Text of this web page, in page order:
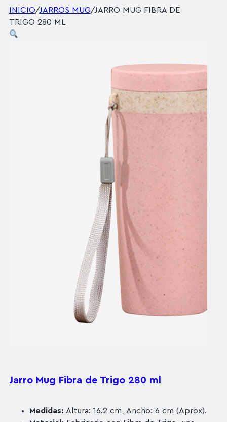
INICIO/JARROS MUG/JARRO MUG FIBRA DE
TRIGO 280 ML
Jarro Mug Fibra de Trigo 280 ml
Medidas: Altura: 16.2 cm, Ancho: 6 cm (Aprox).